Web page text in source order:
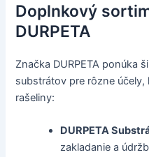
Doplnkový
DURPETA
Značka DURPETA ponúka
substrátov pre rôzne
rašeliny:
DURPETA
zakladanie a